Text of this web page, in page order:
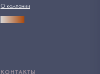
О компании
КОНТАКТЫ